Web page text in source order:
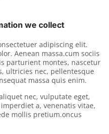
we collect
adipiscing elit.
Aenean massa.cum sociis
parturient montes, nascetur
ultricies nec, pellentesque
massa quis enim.
nec, vulputate eget,
a, venenatis vitae,
mollis pretium.oncus